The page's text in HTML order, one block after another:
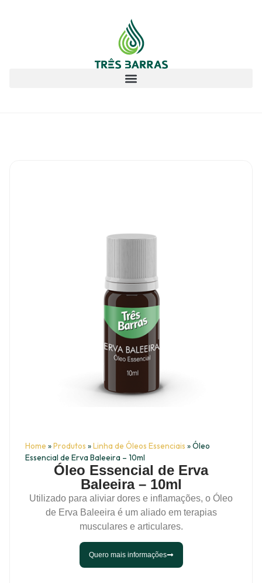
Home »Produtos »Linha de Óleos Essenciais »Óleo
Essencial de Erva Baleeira – 10ml
Óleo Essencial de Erva
Baleeira – 10ml
Utilizado para aliviar dores e inflamações, o Óleo
de Erva Baleeira é um aliado em terapias
musculares e articulares.
Quero mais informações